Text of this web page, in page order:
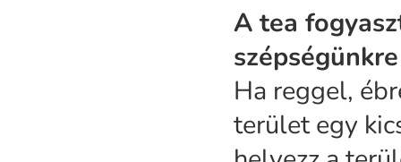
A tea
Ha reggel,
terület egy